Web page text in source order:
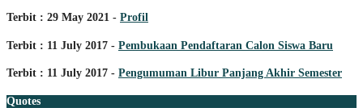
Terbit : 29 May 2021 - Profil
Terbit : 11 July 2017 - Pembukaan Pendaftaran Calon Siswa Baru
Terbit : 11 July 2017 - Pengumuman Libur Panjang Akhir Semester
Quotes